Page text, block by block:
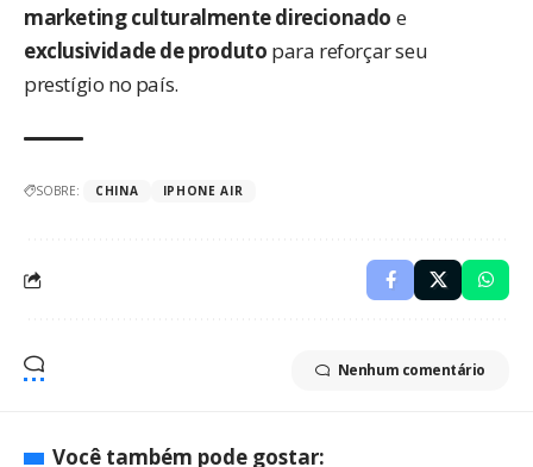
marketing culturalmente direcionado e
exclusividade de produto para reforçar seu
prestígio no país.
SOBRE: CHINA IPHONE AIR
Nenhum comentário
Você também pode gostar: